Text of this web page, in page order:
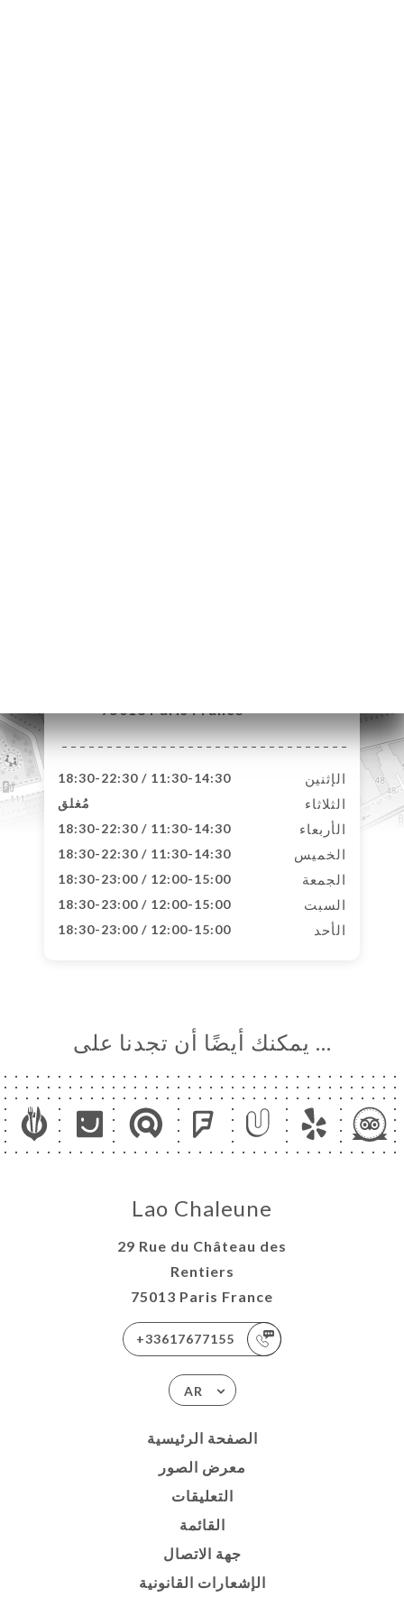
75013 Paris France
الإثنين 11:30-14:30 / 18:30-22:30
الثلاثاء مُغلق
الأربعاء 11:30-14:30 / 18:30-22:30
الخميس 11:30-14:30 / 18:30-22:30
الجمعة 12:00-15:00 / 18:30-23:00
السبت 12:00-15:00 / 18:30-23:00
الأحد 12:00-15:00 / 18:30-23:00
… يمكنك أيضًا أن تجدنا على
Lao Chaleune
29 Rue du Château des
Rentiers
75013 Paris France
+33617677155
AR
الصفحة الرئيسية
معرض الصور
التعليقات
القائمة
جهة الاتصال
الإشعارات القانونية